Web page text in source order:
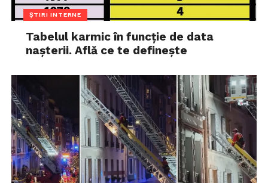
ȘTIRI INTERNE
Tabelul karmic în funcție de data
nașterii. Află ce te definește